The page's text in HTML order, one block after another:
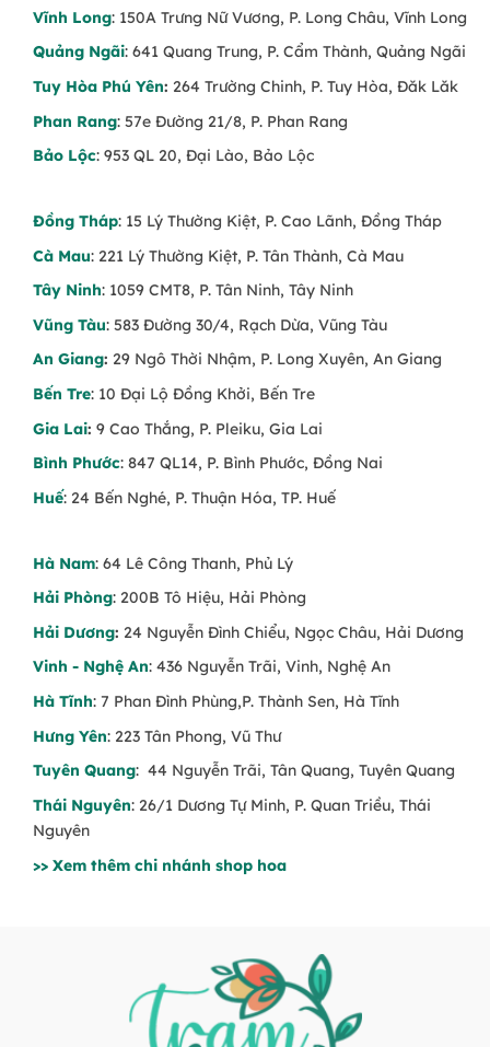
sinh nhật, ngày kỷ niệm, ngày của mẹ.
Giỏ hoa hồng– Thanh lịch, sang trọng, phù
hợp với nhiều dịp quan trọng.
Kệ hoa hồng chúc mừng– Thiết kế trang
trọng, thích hợp cho khai trương, thăng chức,
Vòng hoa chia buồn từ hoa hồng– Thể
Tìm Kiếm Hoa Hồng Phù Hợp Cho Dịp
Quan Trọng
🔗Khám phá thêm các mẫu hoa đẹp tại Trạm
Bó hoa hồng
Giỏ hoa tươi
Hoa kỷ niệm ngày cưới
Đặt hoa hồng ngay tại Trạm Hoa – Giao
nhanh, chất lượng đảm bảo!
Vĩnh Long: 150A Trưng Nữ Vương, P. Long Châu, Vĩnh Long
Quảng Ngãi: 641 Quang Trung, P. Cẩm Thành, Quảng Ngãi
Tuy Hòa Phú Yên: 264 Trường Chinh, P. Tuy Hòa, Đăk Lăk
Phan Rang: 57e Đường 21/8, P. Phan Rang
Bảo Lộc: 953 QL 20, Đại Lào, Bảo Lộc
Đồng Tháp: 15 Lý Thường Kiệt, P. Cao Lãnh, Đồng Tháp
Cà Mau: 221 Lý Thường Kiệt, P. Tân Thành, Cà Mau
Tây Ninh: 1059 CMT8, P. Tân Ninh, Tây Ninh
Vũng Tàu: 583 Đường 30/4, Rạch Dừa, Vũng Tàu
An Giang: 29 Ngô Thời Nhậm, P. Long Xuyên, An Giang
Bến Tre: 10 Đại Lộ Đồng Khởi, Bến Tre
Gia Lai: 9 Cao Thắng, P. Pleiku, Gia Lai
Bình Phước: 847 QL14, P. Bình Phước, Đồng Nai
Huế: 24 Bến Nghé, P. Thuận Hóa, TP. Huế
Hà Nam: 64 Lê Công Thanh, Phủ Lý
Hải Phòng: 200B Tô Hiệu, Hải Phòng
Hải Dương: 24 Nguyễn Đình Chiểu, Ngọc Châu, Hải Dương
Vinh - Nghệ An: 436 Nguyễn Trãi, Vinh, Nghệ An
Hà Tĩnh: 7 Phan Đình Phùng,P. Thành Sen, Hà Tĩnh
Hưng Yên: 223 Tân Phong, Vũ Thư
Tuyên Quang: 44 Nguyễn Trãi, Tân Quang, Tuyên Quang
Thái Nguyên: 26/1 Dương Tự Minh, P. Quan Triều, Thái
Nguyên
>> Xem thêm chi nhánh shop hoa